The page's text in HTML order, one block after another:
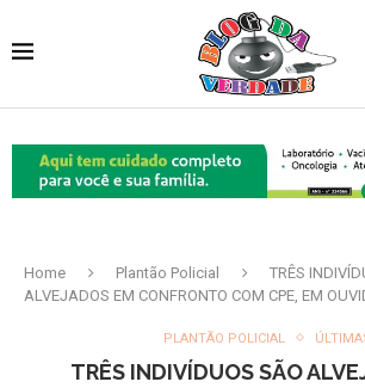
Home Plantão Policial
TRÊS
ALVEJADOS EM CONFRONTO COM CPE, EM
PLANTÃO POLICIAL
TRÊS INDIVÍDUOS SÃO